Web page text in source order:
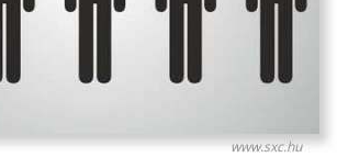
www.sxc.hu